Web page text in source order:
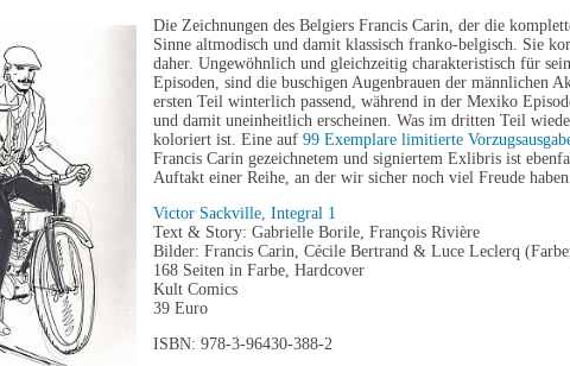
Die Zeichnungen des Belgiers Francis Carin, der die
Sinne altmodisch und damit klassisch franko-belgisch. Sie
daher. Ungewöhnlich und gleichzeitig charakteristisch für
Episoden, sind die buschigen Augenbrauen der männlichen
ersten Teil winterlich passend, während in der Mexiko
und damit uneinheitlich erscheinen. Was im dritten Teil
koloriert ist. Eine auf 99 Exemplare limitierte
Francis Carin gezeichnetem und signiertem Exlibris ist
Auftakt einer Reihe, an der wir sicher noch viel Freude
Victor Sackville, Integral 1
Text & Story: Gabrielle Borile, François Rivière
Bilder: Francis Carin, Cécile Bertrand & Luce Leclerq
168 Seiten in Farbe, Hardcover
Kult Comics
39 Euro
ISBN: 978-3-96430-388-2